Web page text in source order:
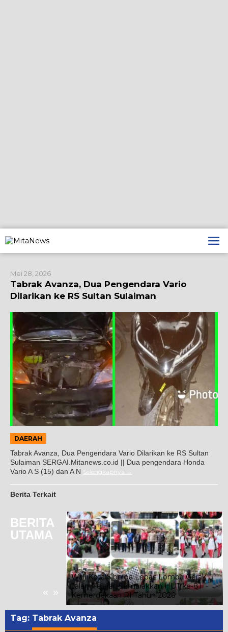
ke
konten
Mei 28, 2026
Tabrak Avanza, Dua Pengendara Vario
Dilarikan ke RS Sultan Sulaiman
DAERAH
Tabrak Avanza, Dua Pengendara Vario Dilarikan ke RS Sultan
Sulaiman SERGAI.Mitanews.co.id || Dua pengendara Honda
Vario A S (15) dan A N Selengkapnya
Berita Terkait
BERITA
UTAMA
« »
Wali Kota Sibolga Lepas Lomba Gerak
Jalan Pelajar, Semarakkan HUT ke-81
Kemerdekaan RI Tahun 2026
Tag: Tabrak Avanza